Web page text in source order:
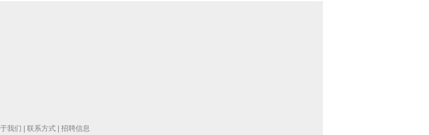
我们 联系方式 招聘信息